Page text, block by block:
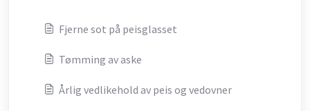
Fjerne sot på peisglasset
Tømming av aske
Årlig vedlikehold av peis og vedovner